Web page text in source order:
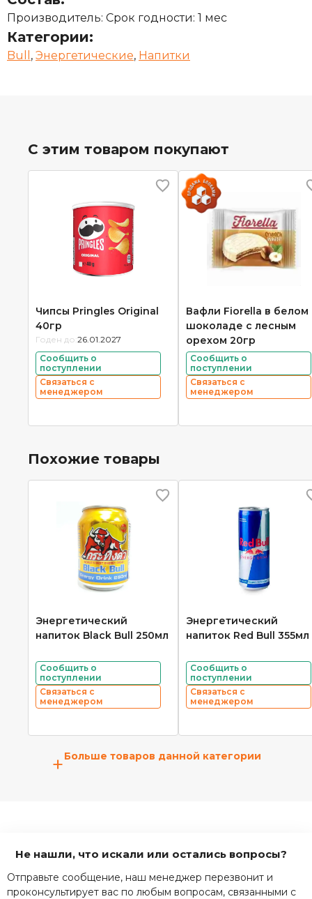
Производитель: Срок годности: 1 мес
Категории:
Bull , Энергетические, Напитки
С этим товаром покупают
Чипсы Pringles Original
40гр
Годен до: 26.01.2027
Сообщить о
поступлении
Связаться с
менеджером
Вафли Fiorella в белом
шоколаде с лесным
орехом 20гр
Сообщить о
поступлении
Связаться с
менеджером
Похожие товары
Энергетический
напиток Black Bull 250мл
Сообщить о
поступлении
Связаться с
менеджером
Энергетический
напиток Red Bull 355мл
Сообщить о
поступлении
Связаться с
менеджером
+Больше товаров данной категории
Не нашли, что искали или остались вопросы?
Отправьте сообщение, наш менеджер перезвонит и
проконсультирует вас по любым вопросам, связанными с